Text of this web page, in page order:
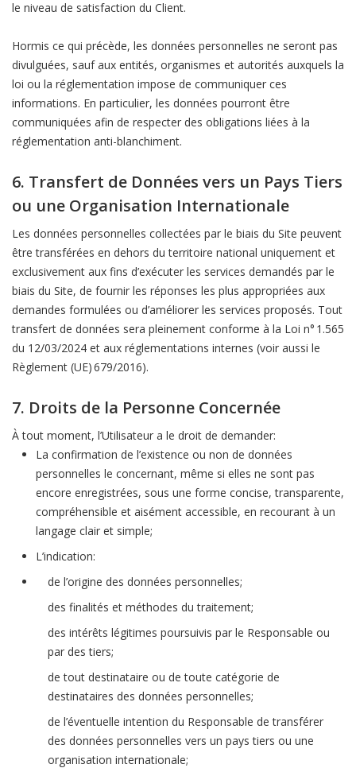
le niveau de satisfaction du Client.
Hormis ce qui précède, les données personnelles ne seront pas
divulguées, sauf aux entités, organismes et autorités auxquels la
loi ou la réglementation impose de communiquer ces
informations. En particulier, les données pourront être
communiquées afin de respecter des obligations liées à la
réglementation anti-blanchiment.
6. Transfert de Données vers un Pays Tiers
ou une Organisation Internationale
Les données personnelles collectées par le biais du Site peuvent
être transférées en dehors du territoire national uniquement et
exclusivement aux fins d’exécuter les services demandés par le
biais du Site, de fournir les réponses les plus appropriées aux
demandes formulées ou d’améliorer les services proposés. Tout
transfert de données sera pleinement conforme à la Loi n° 1.565
du 12/03/2024 et aux réglementations internes (voir aussi le
Règlement (UE) 679/2016).
7. Droits de la Personne Concernée
À tout moment, l’Utilisateur a le droit de demander:
La confirmation de l’existence ou non de données
personnelles le concernant, même si elles ne sont pas
encore enregistrées, sous une forme concise, transparente,
compréhensible et aisément accessible, en recourant à un
langage clair et simple;
L’indication:
de l’origine des données personnelles;
des finalités et méthodes du traitement;
des intérêts légitimes poursuivis par le Responsable ou
par des tiers;
de tout destinataire ou de toute catégorie de
destinataires des données personnelles;
de l’éventuelle intention du Responsable de transférer
des données personnelles vers un pays tiers ou une
organisation internationale;